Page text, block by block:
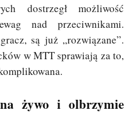
dostrzegł możliwość
nad przeciwnikami.
są już „rozwiązane”.
w MTT sprawiają za to,
żywo i olbrzymie